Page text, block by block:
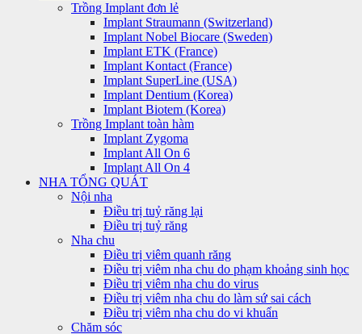
Trồng Implant đơn lẻ
Implant Straumann (Switzerland)
Implant Nobel Biocare (Sweden)
Implant ETK (France)
Implant Kontact (France)
Implant SuperLine (USA)
Implant Dentium (Korea)
Implant Biotem (Korea)
Trồng Implant toàn hàm
Implant Zygoma
Implant All On 6
Implant All On 4
NHA TỔNG QUÁT
Nội nha
Điều trị tuỷ răng lại
Điều trị tuỷ răng
Nha chu
Điều trị viêm quanh răng
Điều trị viêm nha chu do phạm khoảng sinh học
Điều trị viêm nha chu do virus
Điều trị viêm nha chu do làm sứ sai cách
Điều trị viêm nha chu do vi khuẩn
Chăm sóc